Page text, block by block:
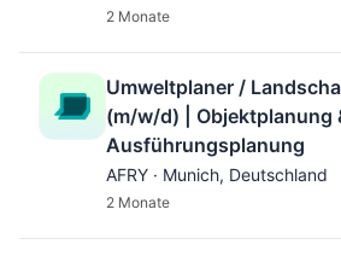
2 Monate
Umweltplaner /
(m/w/d) | Objektplanung
Ausführungsplanung
AFRY · Munich, Deutschland
2 Monate